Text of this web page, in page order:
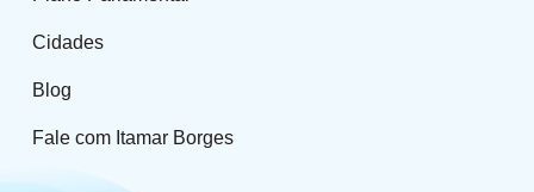
Cidades
Blog
Fale com Itamar Borges